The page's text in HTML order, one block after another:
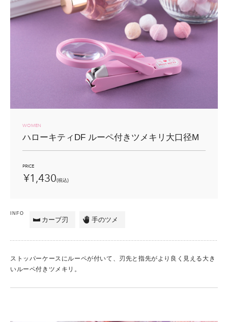
WOMEN
ハローキティDF ルーペ付き ツメキリ大口径M
PRICE
¥1,430(税込)
INFO
カーブ刃 手のツメ
ストッパーケースにルーペが付いて、刃先と指先がより良く見える大き
いルーペ付きツメキリ。